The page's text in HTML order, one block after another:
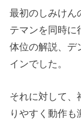
最初のしみけん
テマンを同時に
体位の解説、デ
インでした。
それに対して、
りやすく動作